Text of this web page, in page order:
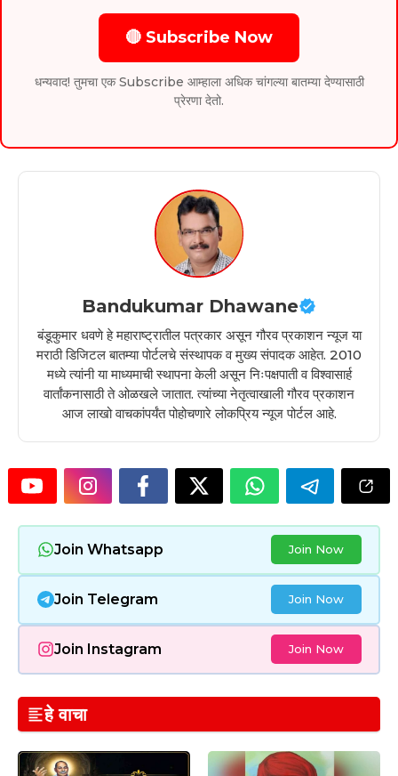
🔴 Subscribe Now
धन्यवाद! तुमचा एक Subscribe आम्हाला अधिक चांगल्या बातम्या देण्यासाठी
प्रेरणा देतो.
Bandukumar Dhawane
बंडूकुमार धवणे हे महाराष्ट्रातील पत्रकार असून गौरव प्रकाशन न्यूज या
मराठी डिजिटल बातम्या पोर्टलचे संस्थापक व मुख्य संपादक आहेत. 2010
मध्ये त्यांनी या माध्यमाची स्थापना केली असून निःपक्षपाती व विश्वासार्ह
वार्तांकनासाठी ते ओळखले जातात. त्यांच्या नेतृत्वाखाली गौरव प्रकाशन
आज लाखो वाचकांपर्यंत पोहोचणारे लोकप्रिय न्यूज पोर्टल आहे.
Join Whatsapp Join Now
Join Telegram Join Now
Join Instagram Join Now
हे वाचा